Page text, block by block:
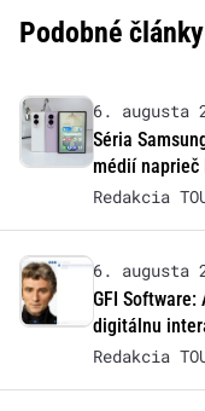
Podobné články
6. augusta
Séria
médií naprieč
Redakcia
6. augusta
GFI
digitálnu
Redakcia